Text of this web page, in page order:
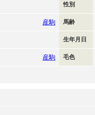
性別
産駒 馬齢
生年月日
産駒 毛色